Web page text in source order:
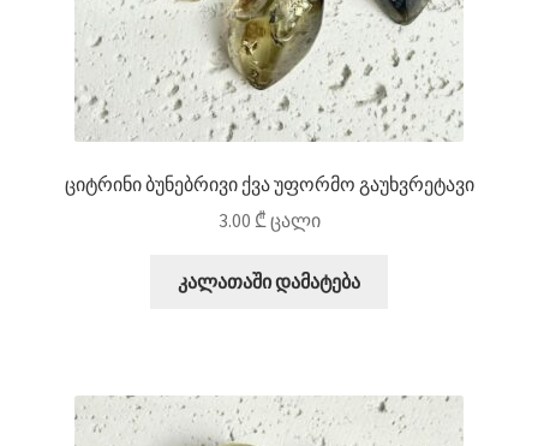
ციტრინი ბუნებრივი ქვა უფორმო გაუხვრეტავი
3.00 ₾ცალი
კალათაში დამატება